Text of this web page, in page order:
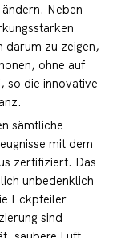
Neben
darum zu zeigen,
ohne auf
so die innovative
sämtliche
mit dem
zertifiziert. Das
unbedenklich
Eckpfeiler
sind